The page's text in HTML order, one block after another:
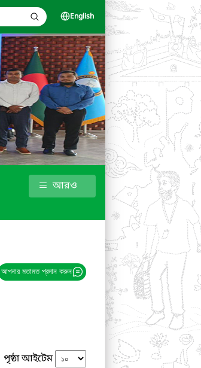
English
আরও
আপনার মতামত প্রদান করুন
পৃষ্ঠা আইটেম